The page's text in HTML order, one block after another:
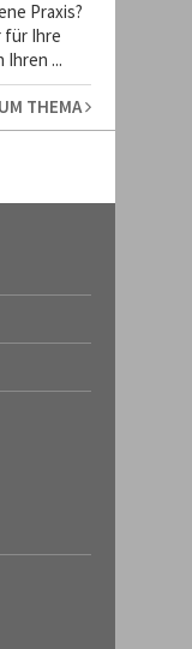
Praxis?
für Ihre
Ihren ...
THEMA